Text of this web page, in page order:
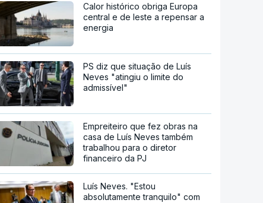
Calor histórico obriga Europa
central e de leste a repensar a
energia
PS diz que situação de Luís
Neves "atingiu o limite do
admissível"
Empreiteiro que fez obras na
casa de Luís Neves também
trabalhou para o diretor
financeiro da PJ
Luís Neves. "Estou
absolutamente tranquilo" com